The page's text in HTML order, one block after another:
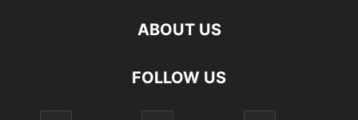
ABOUT US
FOLLOW US